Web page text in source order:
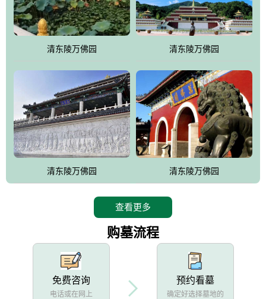
园手法相结合的默契操作，建成一处特色鲜明、服务周全、环境优
美、民族风格突出，与周边文物古迹交相呼应的极具吸引力的花园
式园林。
万佛园工程一期占地448亩，目前完成投资近12亿元人民币，园区采
用全仿古式建筑，寻求与世界文化遗产地清东陵的和谐统一，在园
区建设中寻求陵园建设与景区建设的有机融合，充分发挥独一无二
的地形优势，打造现代艺术园林，建设旅游景观、寺庙、酒店等综
合服务设施，服务于陵园经营，使企业的多元化经营项目相互依
托、相互促进，园区绿化覆盖率达90%。
设计建造各种墓地墓位3万个；主体建筑金宝塔，墓位容量8万个，
能适应不同消费阶层的需求，为客户提供墓碑设计制作服务、特色
清东陵万佛园 清东陵万佛园
清东陵万佛园 清东陵万佛园
查看更多
购墓流程
免费咨询
电话或在网上
预约看墓
确定好选择墓地的